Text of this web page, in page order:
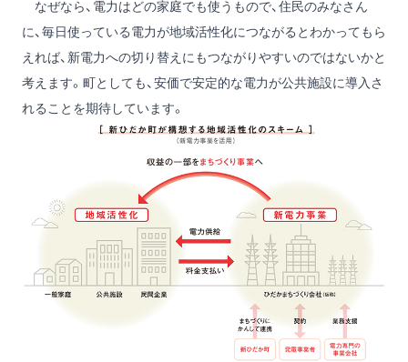
なぜなら、電力はどの家庭でも使うもので、住民のみなさん
に、毎日使っている電力が地域活性化につながるとわかってもら
えれば、新電力への切り替えにもつながりやすいのではないかと
考えます。町としても、安価で安定的な電力が公共施設に導入さ
れることを期待しています。